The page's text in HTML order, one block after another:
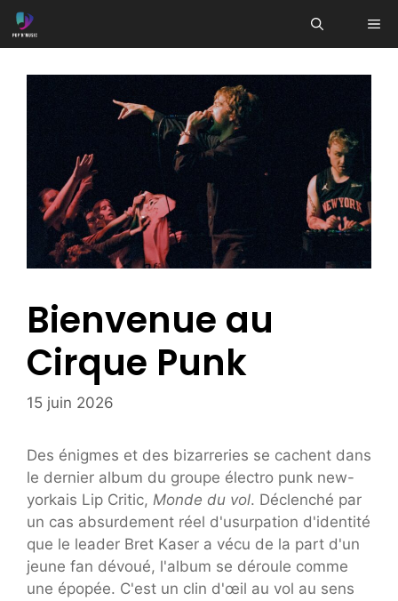
Aller
au
Bienvenue au
Cirque Punk
15 juin 2026
Des énigmes et des bizarreries se cachent dans
le dernier album du groupe électro punk new-
yorkais Lip Critic, Monde du vol. Déclenché par
un cas absurdement réel d'usurpation d'identité
que le leader Bret Kaser a vécu de la part d'un
jeune fan dévoué, l'album se déroule comme
une épopée. C'est un clin d'œil au vol au sens